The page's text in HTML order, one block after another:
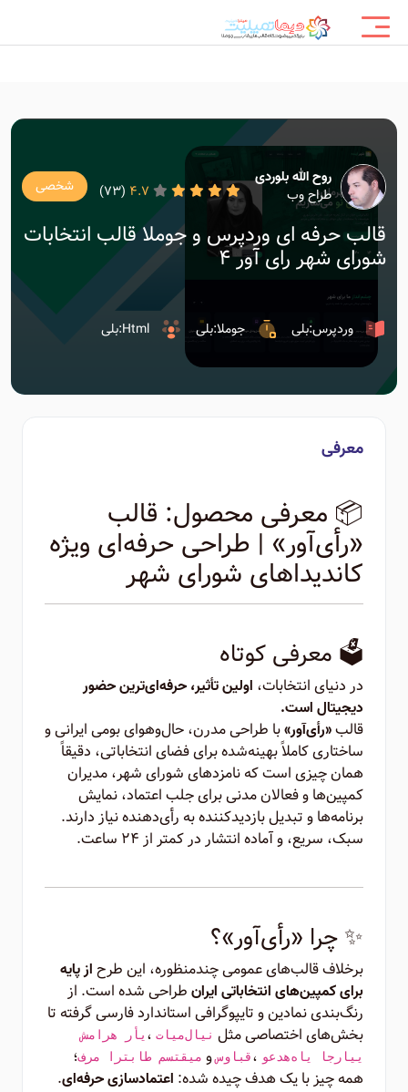
روح الله بلوردی
طراح وب
4.7
(73) شخصی
قالب حرفه ای وردپرس و جوملا قالب انتخابات
شورای شهر رای آور 4
وردپرس:بلی جوملا:بلی Html:بلی
معرفی
📦 معرفی محصول: قالب
«رأی‌آور» | طراحی حرفه‌ای ویژه
کاندیداهای شورای شهر
🗳️ معرفی کوتاه
در دنیای انتخابات، اولین تأثیر، حرفه‌ای‌ترین حضور
دیجیتال است.
قالب«رأی‌آور»با طراحی مدرن، حال‌وهوای بومی ایرانی و
ساختاری کاملاً بهینه‌شده برای فضای انتخاباتی، دقیقاً
همان چیزی است که نامزدهای شورای شهر، مدیران
کمپین‌ها و فعالان مدنی برای جلب اعتماد، نمایش
برنامه‌ها و تبدیل بازدیدکننده به رأی‌دهنده نیاز دارند.
سبک، سریع، و آماده انتشار در کمتر از ۲۴ ساعت.
✨ چرا «رأی‌آور»؟
برخلاف قالب‌های عمومی چندمنظوره، این طرحاز پایه
برای کمپین‌های انتخاباتی ایرانطراحی شده است. از
رنگ‌بندی نمادین و تایپوگرافی استاندارد فارسی گرفته تا
بخش‌های اختصاصی مثل
شماره رأی ، تایم‌لاین
سوابق، وعده‌های اجرایی و فرم ارتباط مستقیم؛
همه چیز با یک هدف چیده شده: اعتمادسازی حرفه‌ای.